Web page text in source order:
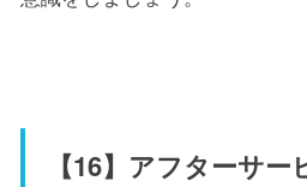
【16】アフターサ